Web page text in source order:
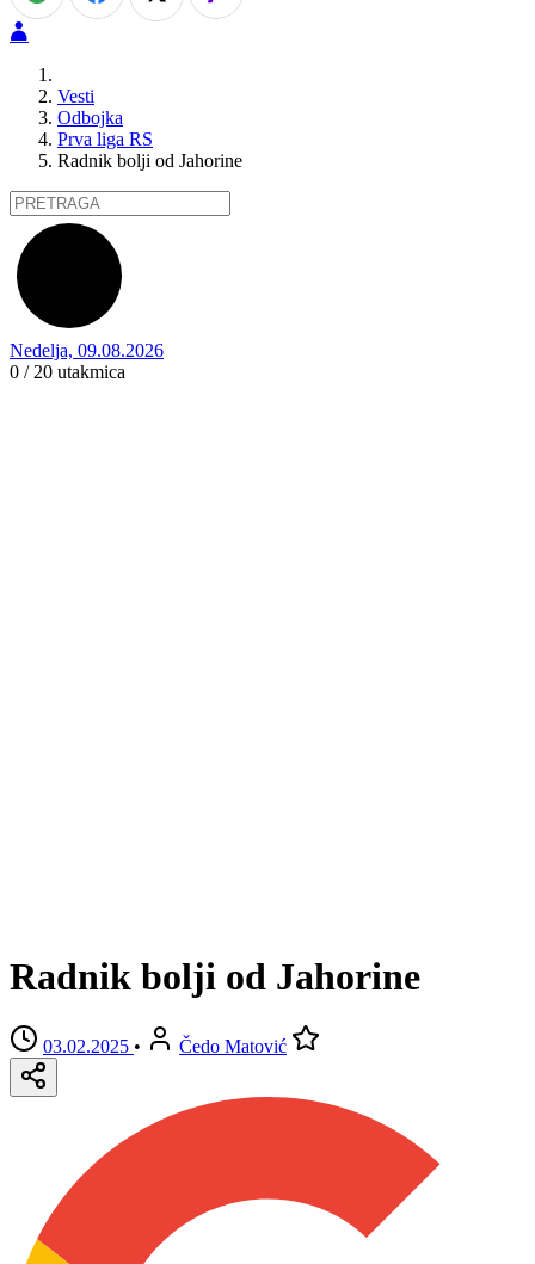
Vesti
Odbojka
Prva liga RS
Radnik bolji od Jahorine
Nedelja, 09.08.2026
0 / 20 utakmica
Radnik bolji od Jahorine
03.02.2025 • Čedo Matović